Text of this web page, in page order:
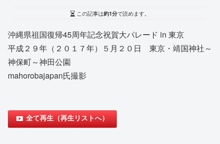
この記事は約1分で読めます。
沖縄県祖国復帰45周年記念祝賀大パレード in 東京
平成２９年（２０１７年）５月２０日 東京・靖国神社～
神保町～神田公園
mahorobajapan氏撮影
全て再生（再生リストへ）